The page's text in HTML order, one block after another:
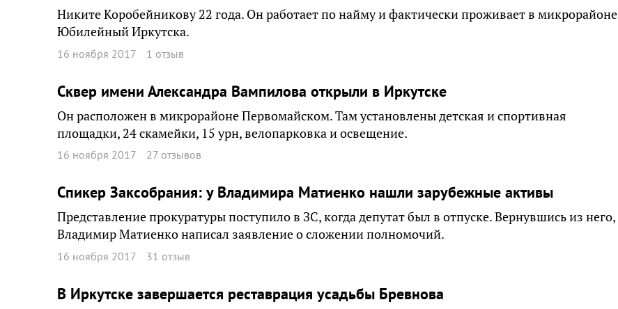
Никите Коробейникову 22 года. Он работает по найму и фактически проживает в микрорайоне
Юбилейный Иркутска.
16 ноября 2017 1 отзыв
Сквер имени Александра Вампилова открыли в Иркутске
Он расположен в микрорайоне Первомайском. Там установлены детская и спортивная
площадки, 24 скамейки, 15 урн, велопарковка и освещение.
16 ноября 2017 27 отзывов
Спикер Заксобрания: у Владимира Матиенко нашли зарубежные активы
Представление прокуратуры поступило в ЗС, когда депутат был в отпуске. Вернувшись из него,
Владимир Матиенко написал заявление о сложении полномочий.
16 ноября 2017 31 отзыв
В Иркутске завершается реставрация усадьбы Бревнова